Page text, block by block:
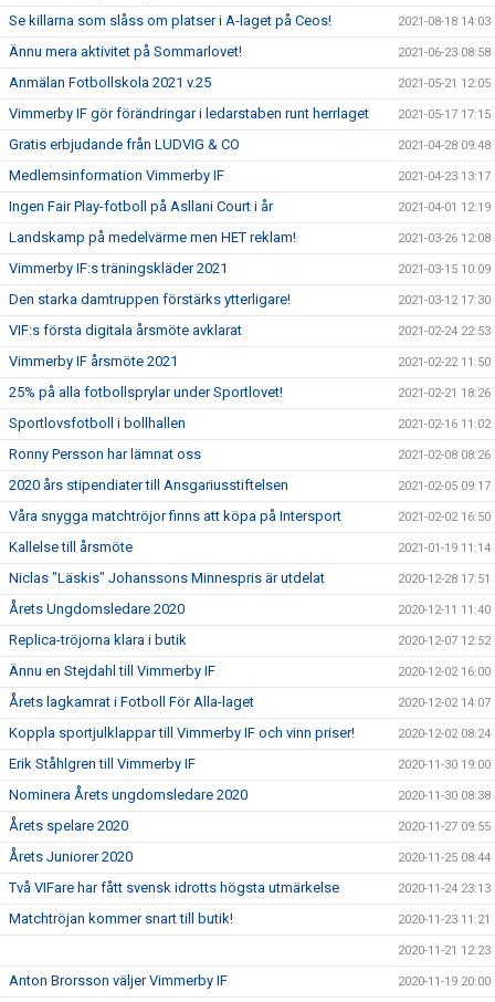
Se killarna som slåss om platser i A-laget på Ceos! 2021-08-18 14:03
Ännu mera aktivitet på Sommarlovet! 2021-06-23 08:58
Anmälan Fotbollskola 2021 v.25 2021-05-21 12:05
Vimmerby IF gör förändringar i ledarstaben runt herrlaget 2021-05-17 17:15
Gratis erbjudande från LUDVIG & CO 2021-04-28 09:48
Medlemsinformation Vimmerby IF 2021-04-23 13:17
Ingen Fair Play-fotboll på Asllani Court i år 2021-04-01 12:19
Landskamp på medelvärme men HET reklam! 2021-03-26 12:08
Vimmerby IF:s träningskläder 2021 2021-03-15 10:09
Den starka damtruppen förstärks ytterligare! 2021-03-12 17:30
VIF:s första digitala årsmöte avklarat 2021-02-24 22:53
Vimmerby IF årsmöte 2021 2021-02-22 11:50
25% på alla fotbollsprylar under Sportlovet! 2021-02-21 18:26
Sportlovsfotboll i bollhallen 2021-02-16 11:02
Ronny Persson har lämnat oss 2021-02-08 08:26
2020 års stipendiater till Ansgariusstiftelsen 2021-02-05 09:17
Våra snygga matchtröjor finns att köpa på Intersport 2021-02-02 16:50
Kallelse till årsmöte 2021-01-19 11:14
Niclas "Läskis" Johanssons Minnespris är utdelat 2020-12-28 17:51
Årets Ungdomsledare 2020 2020-12-11 11:40
Replica-tröjorna klara i butik 2020-12-07 12:52
Ännu en Stejdahl till Vimmerby IF 2020-12-02 16:00
Årets lagkamrat i Fotboll För Alla-laget 2020-12-02 14:07
Koppla sportjulklappar till Vimmerby IF och vinn priser! 2020-12-02 08:24
Erik Ståhlgren till Vimmerby IF 2020-11-30 19:00
Nominera Årets ungdomsledare 2020 2020-11-30 08:38
Årets spelare 2020 2020-11-27 09:55
Årets Juniorer 2020 2020-11-25 08:44
Två VIFare har fått svensk idrotts högsta utmärkelse 2020-11-24 23:13
Matchtröjan kommer snart till butik! 2020-11-23 11:21
2020-11-21 12:23
Anton Brorsson väljer Vimmerby IF 2020-11-19 20:00